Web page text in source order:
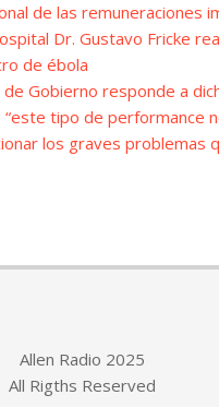
de las remuneraciones
Dr. Gustavo Fricke
de ébola
de Gobierno responde a
tipo de performance
los graves problemas
Allen Radio 2025
All Rigths Reserved